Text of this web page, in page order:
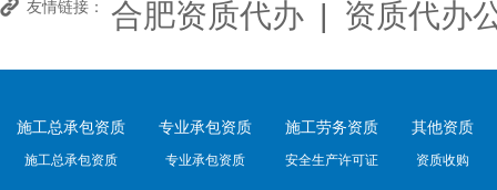
友情链接： 合肥资质代办 | 资质代办
施工总承包资质
施工总承包资质
专业承包资质
专业承包资质
施工劳务资质
安全生产许可证
其他资质
资质收购